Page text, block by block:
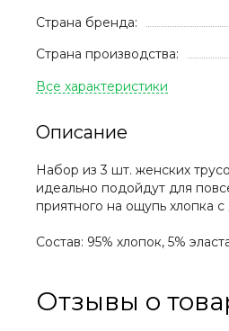
Страна бренда:
Страна производства:
Описание
Набор из 3 шт. женских
идеально подойдут для
приятного на ощупь хлопка
Состав: 95% хлопок, 5%
Отзывы о